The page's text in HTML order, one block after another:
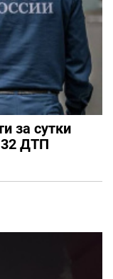
за сутки
32 ДТП